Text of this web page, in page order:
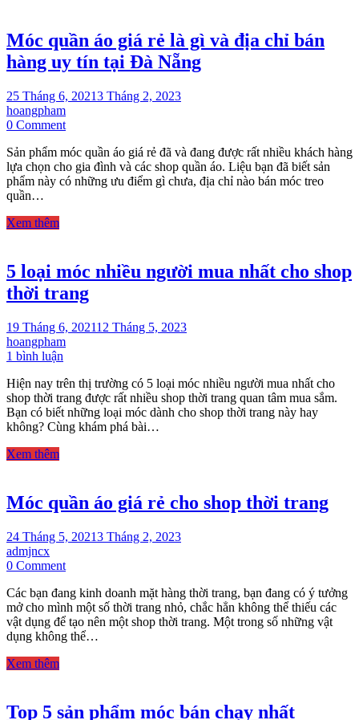
gỗ
trong
shop
áo?
Móc quần áo giá rẻ là gì và địa chỉ bán
hàng uy tín tại Đà Nẵng
25 Tháng 6, 20213 Tháng 2, 2023
hoangpham
0 Commenton
quần
áo
giá
chỉ
bán
hàng
tín
tại
Sản phẩm móc quần áo giá rẻ đã và đang được rất nhiều khách hàng
lựa chọn cho gia đình và các shop quần áo. Liệu bạn đã biết sản
phẩm này có những ưu điểm gì chưa, địa chỉ nào bán móc treo
quần…
Xem thêm
5 loại móc nhiều người mua nhất cho shop
thời trang
19 Tháng 6, 202112 Tháng 5, 2023
hoangpham
1 bình luận
loại
móc
nhiều
người
thời
trang
Hiện nay trên thị trường có 5 loại móc nhiều người mua nhất cho
shop thời trang được rất nhiều shop thời trang quan tâm mua sắm.
Bạn có biết những loại móc dành cho shop thời trang này hay
không? Cùng khám phá bài…
Xem thêm
Móc quần áo giá rẻ cho shop thời trang
24 Tháng 5, 20213 Tháng 2, 2023
admjncx
0 Commenton
quần
áo
giá
rẻ
Các bạn đang kinh doanh mặt hàng thời trang, bạn đang có ý tưởng
mở cho mình một số thời trang nhỏ, chắc hẳn không thể thiếu các
vật dụng để tạo nên một shop thời trang. Một trong số những vật
dụng không thể…
Xem thêm
Top 5 sản phẩm móc bán chạy nhất